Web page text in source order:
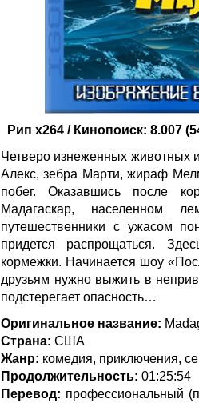
Рип x264 / Кинопоиск: 8.007
Четверо изнеженных животных
Алекс, зебра Марти, жираф
побег. Оказавшись после
Мадагаскар, населенном
путешественники с ужасом
придется распрощаться.
кормежки. Начинается шоу
друзьям нужно выжить в
подстерегает опасность…
Оригинальное название:
Страна: США
Жанр: комедия, приключения,
Продолжительность: 01:25:54
Перевод: профессиональный